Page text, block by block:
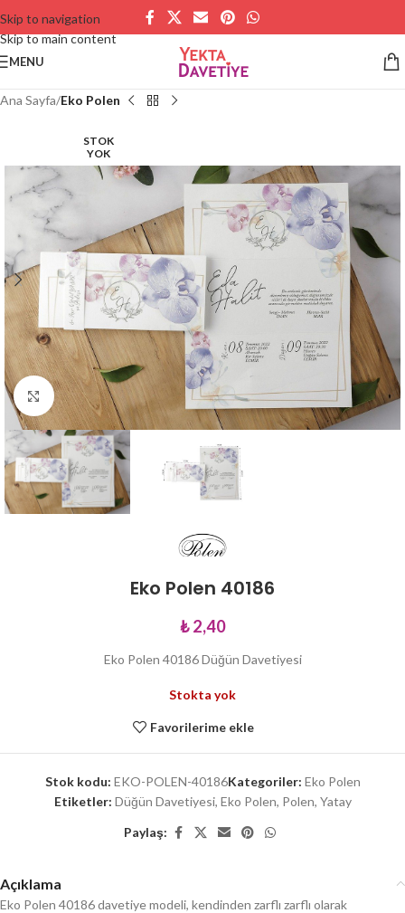
Skip to navigation
Skip to main content
MENU
Ana Sayfa Eko Polen
STOK
YOK
Büyütmek için tıklayın
Eko Polen 40186
₺2,40
Eko Polen 40186 Düğün Davetiyesi
Stokta yok
Favorilerime ekle
Stok kodu: EKO-POLEN-40186Kategoriler: Eko Polen
Etiketler: Düğün Davetiyesi, Eko Polen, Polen, Yatay
Paylaş:
Açıklama
Eko Polen 40186 davetiye modeli, kendinden zarflı zarflı olarak